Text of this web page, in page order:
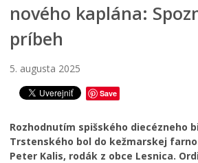
Noviny Kežmarok
Kežmarský magazín
Besedy
Kultúra
Školstvo
Životné prostredie
Zdravie
nového kaplána:
príbeh
5. augusta 2025
Save
Rozhodnutím spišského diecézneho
Trstenského bol do kežmarskej
Peter Kalis, rodák z obce Lesnica.